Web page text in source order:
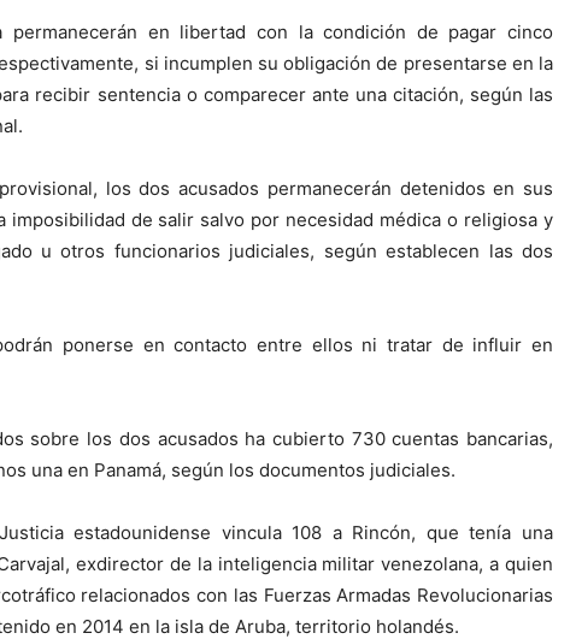
permanecerán en libertad con la condición de pagar cinco
si incumplen su obligación de presentarse en la
recibir sentencia o comparecer ante una citación, según las
los dos acusados permanecerán detenidos en sus
imposibilidad de salir salvo por necesidad médica o religiosa y
u otros funcionarios judiciales, según establecen las dos
ponerse en contacto entre ellos ni tratar de influir en
sobre los dos acusados ha cubierto 730 cuentas bancarias,
una en Panamá, según los documentos judiciales.
estadounidense vincula 108 a Rincón, que tenía una
exdirector de la inteligencia militar venezolana, a quien
relacionados con las Fuerzas Armadas Revolucionarias
en 2014 en la isla de Aruba, territorio holandés.